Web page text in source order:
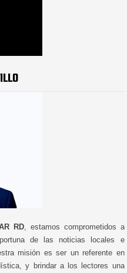
RD, estamos comprometidos a
de las noticias locales e
misión es ser un referente en
y brindar a los lectores una